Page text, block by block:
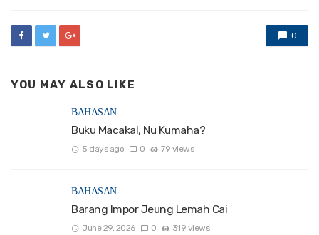
0
YOU MAY ALSO LIKE
BAHASAN
Buku Macakal, Nu Kumaha?
5 days ago 0 79 views
BAHASAN
Barang Impor Jeung Lemah Cai
June 29, 2026 0 319 views